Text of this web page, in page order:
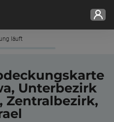
läuft
Unterbezirk
Zentralbezirk,